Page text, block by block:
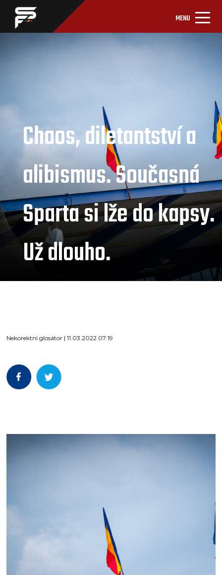
MENU
Chaos, diletantství a
alibismus. Současná
Sparta si lže do kapsy.
Už dlouho.
Nekorektní glosátor | 11.03.2022 07:19